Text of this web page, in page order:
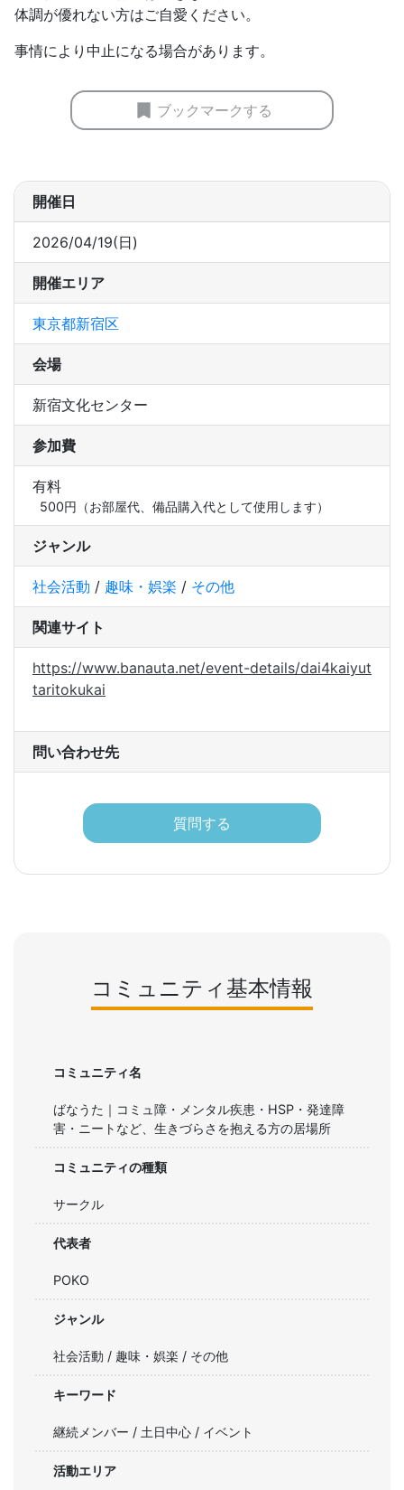
体調が優れない方はご自愛ください。
事情により中止になる場合があります。
ブックマークする
開催日
2026/04/19(日)
開催エリア
東京都新宿区
会場
新宿文化センター
参加費
有料
500円（お部屋代、備品購入代として使用します）
ジャンル
社会活動 / 趣味・娯楽 / その他
関連サイト
https://www.banauta.net/event-details/dai4kaiyut
taritokukai
問い合わせ先
質問する
コミュニティ基本情報
コミュニティ名
ばなうた｜コミュ障・メンタル疾患・HSP・発達障
害・ニートなど、生きづらさを抱える方の居場所
コミュニティの種類
サークル
代表者
POKO
ジャンル
社会活動 / 趣味・娯楽 / その他
キーワード
継続メンバー / 土日中心 / イベント
活動エリア